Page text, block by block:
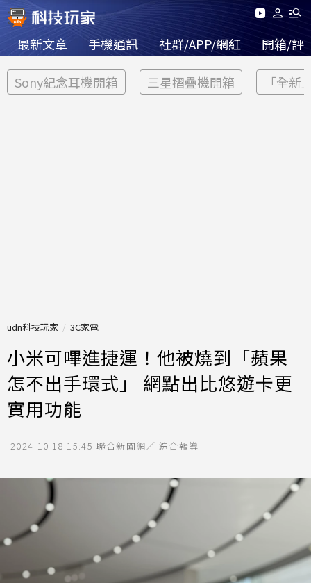
最新文章 手機通訊 社群/APP/網紅 開箱/評
Sony紀念耳機開箱 三星摺疊機開箱 「全新
udn科技玩家 3C家電
小米可嗶進捷運！他被燒到「蘋果
怎不出手環式」 網點出比悠遊卡更
實用功能
2024-10-18 15:45 聯合新聞網／ 綜合報導